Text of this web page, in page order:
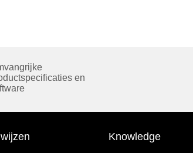
en
Knowledge